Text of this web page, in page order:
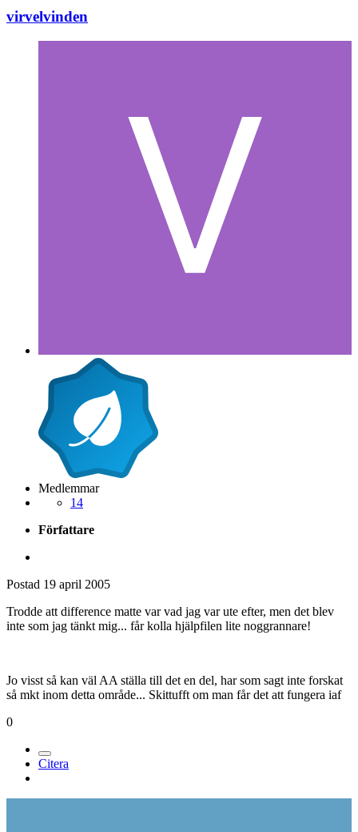
virvelvinden
Medlemmar
14
Författare
Postad 19 april 2005
Trodde att difference matte var vad jag var ute efter, men det blev
inte som jag tänkt mig... får kolla hjälpfilen lite noggrannare!
Jo visst så kan väl AA ställa till det en del, har som sagt inte forskat
så mkt inom detta område... Skittufft om man får det att fungera iaf
0
Citera